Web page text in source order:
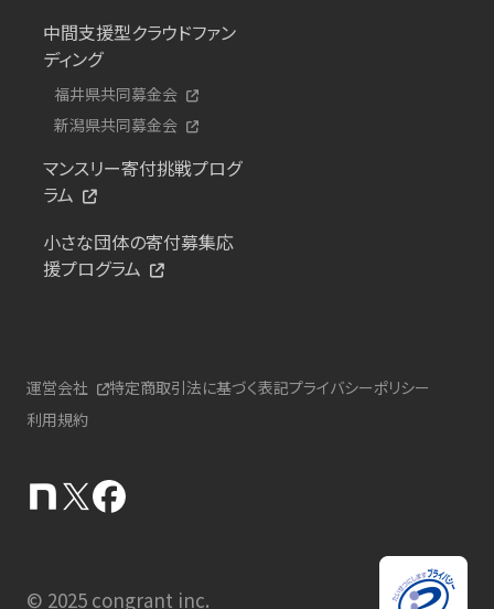
中間支援型クラウドファン
ディング
福井県共同募金会
新潟県共同募金会
マンスリー寄付挑戦プログ
ラム
小さな団体の寄付募集応
援プログラム
運営会社 特定商取引法に基づく表記プライバシーポリシー
利用規約
© 2025 congrant inc.